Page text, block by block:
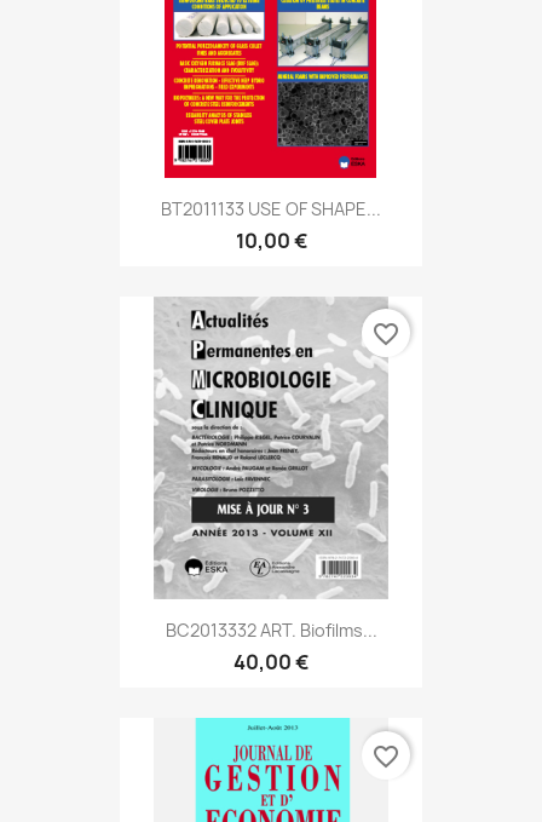
BT2011133 USE OF SHAPE...
10,00 €
BC2013332 ART. Biofilms...
40,00 €
favorite_border
favorite_border